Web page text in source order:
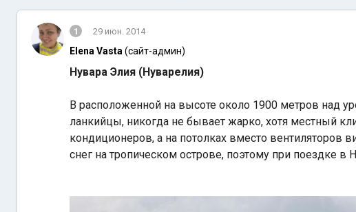
1 29 июн. 2014
Elena Vasta (сайт-админ)
Нувара Элия (Нуварелия)
В расположенной на высоте около 1900 метров над
ланкийцы, никогда не бывает жарко, хотя местный
кондиционеров, а на потолках вместо вентиляторов
снег на тропическом острове, поэтому при поездке в